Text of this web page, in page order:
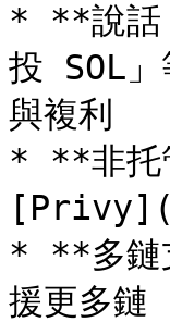
* **說話
投 SOL
與複利
* **非托
* **多鏈
援更多鏈